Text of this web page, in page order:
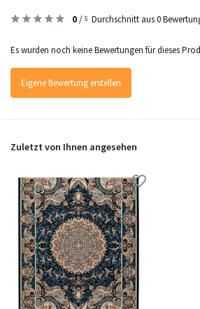
0/ 5 Durchschnitt aus 0
Es wurden noch keine Bewertungen für dieses
Eigene Bewertung erstellen
Zuletzt von Ihnen angesehen